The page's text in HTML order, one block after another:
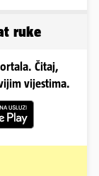
ruke
Čitaj,
vijestima.